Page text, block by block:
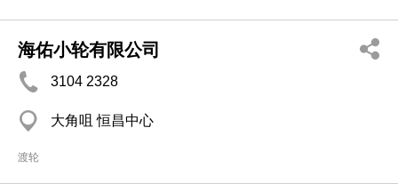
海佑小轮有限公司
3104 2328
大角咀 恒昌中心
渡轮